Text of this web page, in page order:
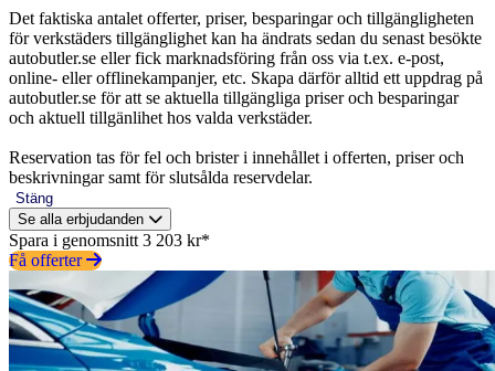
Det faktiska antalet offerter, priser, besparingar och tillgängligheten
för verkstäders tillgänglighet kan ha ändrats sedan du senast besökte
autobutler.se eller fick marknadsföring från oss via t.ex. e-post,
online- eller offlinekampanjer, etc. Skapa därför alltid ett uppdrag på
autobutler.se för att se aktuella tillgängliga priser och besparingar
och aktuell tillgänlihet hos valda verkstäder.
Reservation tas för fel och brister i innehållet i offerten, priser och
beskrivningar samt för slutsålda reservdelar.
Stäng
Se alla erbjudanden
Spara i genomsnitt 3 203 kr*
Få offerter